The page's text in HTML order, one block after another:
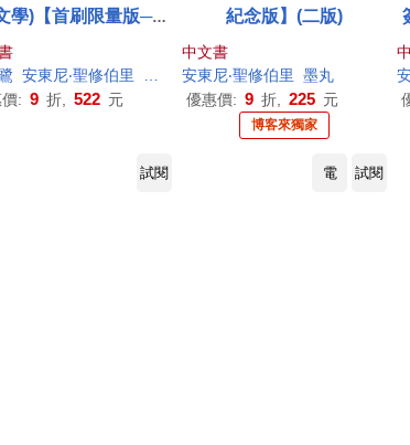
民
學)【首刷限量版──
下的小王子與玫瑰與
玫瑰香氛吊卡】
安東尼‧聖修伯里 森雨漫 李玉民
: 9 折, 522 元
紀念版】(二版)
中文書
安東尼‧聖修伯里
墨丸
優惠價: 9 折, 225 元
博客來獨家
試閱 電 試閱